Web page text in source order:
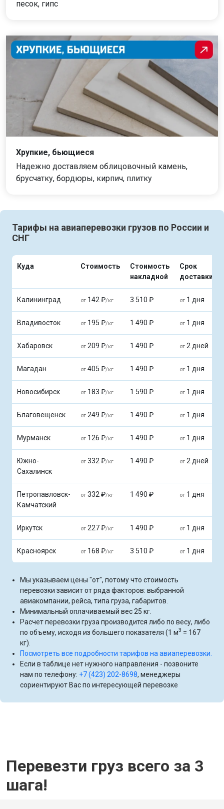
песок, гипс
Хрупкие, бьющиеся
Надежно доставляем облицовочный камень,
брусчатку, бордюры, кирпич, плитку
Тарифы на авиаперевозки грузов по России и
СНГ
Куда Стоимость
Стоимость
накладной
Срок
доставки
Калининград от 142 ₽/кг 3 510 ₽ от 1 дня
Владивосток от 195 ₽/кг 1 490 ₽ от 1 дня
Хабаровск от 209 ₽/кг 1 490 ₽ от 2 дней
Магадан от 405 ₽/кг 1 490 ₽ от 1 дня
Новосибирск от 183 ₽/кг 1 590 ₽ от 1 дня
Благовещенск от 249 ₽/кг 1 490 ₽ от 1 дня
Мурманск от 126 ₽/кг 1 490 ₽ от 1 дня
Южно-
Сахалинск
от 332 ₽/кг 1 490 ₽ от 2 дней
Петропавловск-
Камчатский
от 332 ₽/кг 1 490 ₽ от 1 дня
Иркутск от 227 ₽/кг 1 490 ₽ от 1 дня
Красноярск от 168 ₽/кг 3 510 ₽ от 1 дня
Мы указываем цены "от", потому что стоимость
перевозки зависит от ряда факторов: выбранной
авиакомпании, рейса, типа груза, габаритов.
Минимальный оплачиваемый вес 25 кг.
Расчет перевозки груза производится либо по весу, либо
по объему, исходя из большего показателя (1 м3 = 167
кг).
Посмотреть все подробности тарифов на авиаперевозки.
Если в таблице нет нужного направления - позвоните
нам по телефону: +7 (423) 202-8698, менеджеры
сориентируют Вас по интересующей перевозке
Перевезти груз всего за 3
шага!